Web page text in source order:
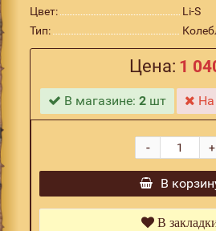
Цвет:
Li-S
Тип:
Цена: 1
В магазине:2 шт
+
-
В
В